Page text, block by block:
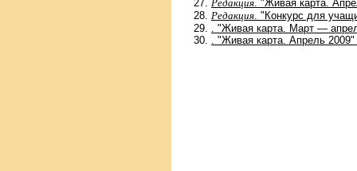
Редакция . "Живая карта.
Редакция . "Конкурс для
. "Живая карта. Март —
. "Живая карта. Апрель 2009"